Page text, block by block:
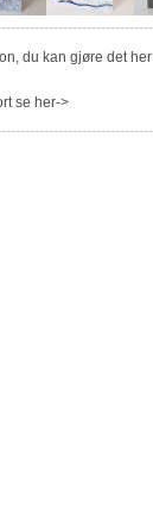
du kan gjøre det her
se her->